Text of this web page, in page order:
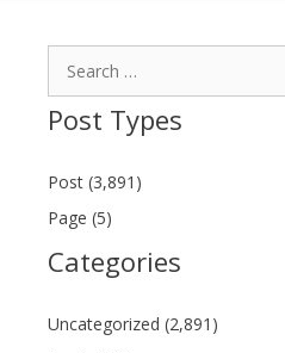
Post Types
Post (3,891)
Page (5)
Categories
Uncategorized (2,891)